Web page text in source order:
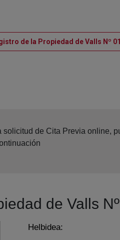
de la Propiedad de Valls Nº
solicitud de Cita Previa online,
de Valls
Helbidea: